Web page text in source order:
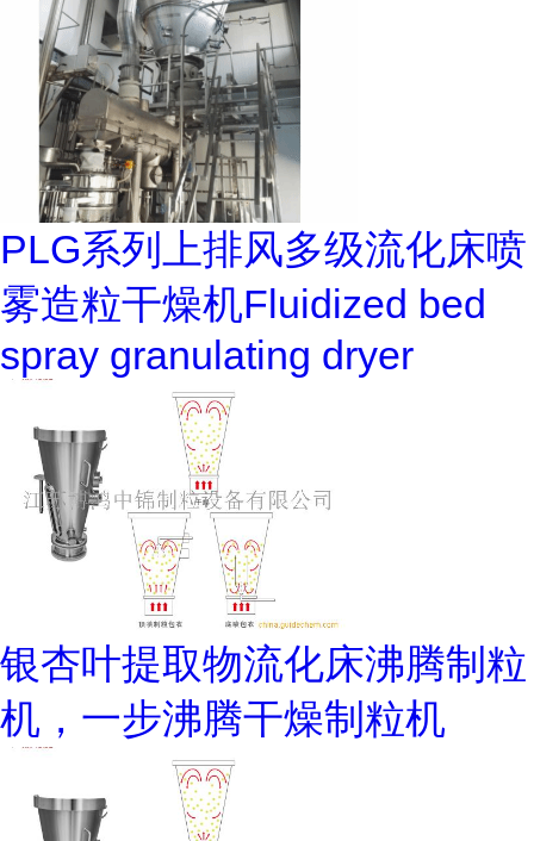
PLG系列上排风多级流化床喷
雾造粒干燥机Fluidized bed
spray granulating dryer
银杏叶提取物流化床沸腾制粒
机，一步沸腾干燥制粒机